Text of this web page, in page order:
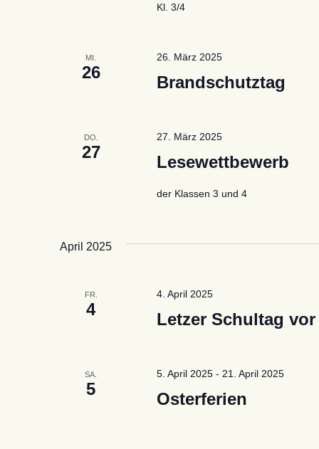
Kl. 3/4
MI.
26
Brandschutztag
26. März 2025
DO.
27
Lesewettbewerb
27. März 2025
der Klassen 3 und 4
April 2025
FR.
4
Letzer Schultag
4. April 2025
SA.
5
Osterferien
5. April 2025- 21. April 2025